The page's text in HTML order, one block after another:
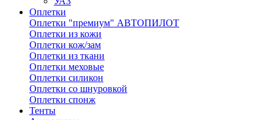
Оплетки
Оплетки "премиум" АВТОПИЛОТ
Оплетки из кожи
Оплетки кож/зам
Оплетки из ткани
Оплетки меховые
Оплетки силикон
Оплетки со шнуровкой
Оплетки спонж
Тенты